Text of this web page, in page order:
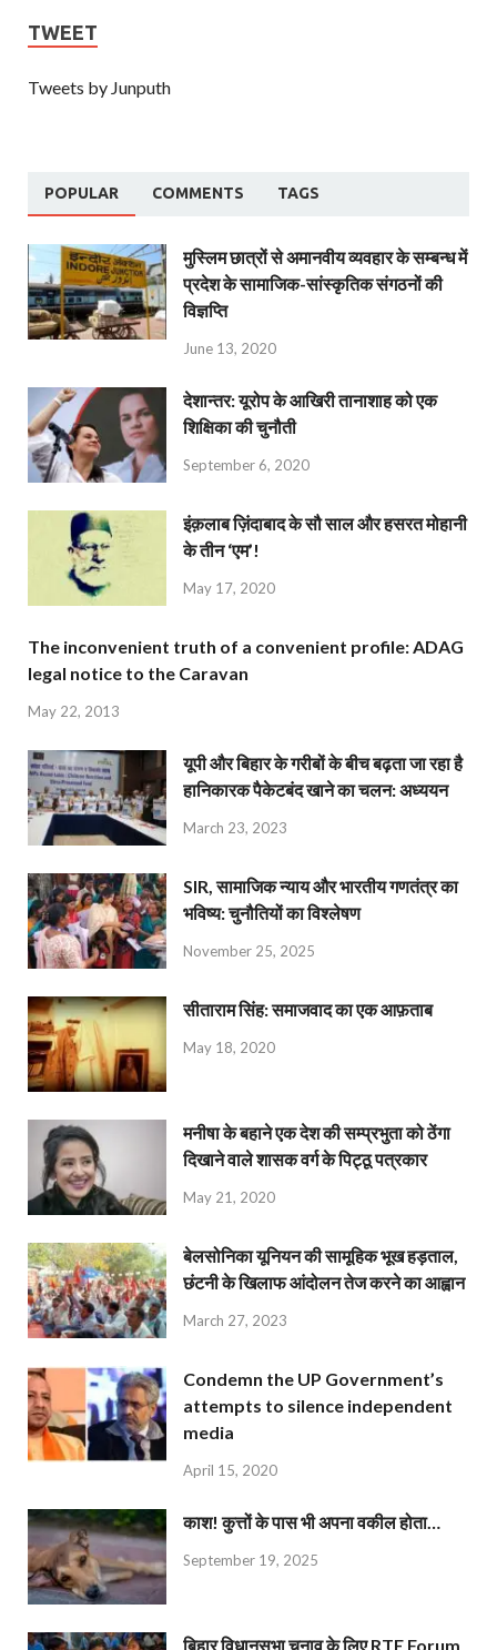
TWEET
Tweets by Junputh
POPULAR COMMENTS TAGS
मुस्लिम छात्रों से अमानवीय व्यवहार के सम्बन्ध में
प्रदेश के सामाजिक-सांस्कृतिक संगठनों की
विज्ञप्ति
June 13, 2020
देशान्‍तर: यूरोप के आखिरी तानाशाह को एक
शिक्षिका की चुनौती
September 6, 2020
इंक़लाब ज़िंदाबाद के सौ साल और हसरत मोहानी
के तीन ‘एम’!
May 17, 2020
The inconvenient truth of a convenient profile: ADAG
legal notice to the Caravan
May 22, 2013
यूपी और बिहार के गरीबों के बीच बढ़ता जा रहा है
हानिकारक पैकेटबंद खाने का चलन: अध्ययन
March 23, 2023
SIR, सामाजिक न्याय और भारतीय गणतंत्र का
भविष्य: चुनौतियों का विश्लेषण
November 25, 2025
सीताराम सिंह: समाजवाद का एक आफ़ताब
May 18, 2020
मनीषा के बहाने एक देश की सम्प्रभुता को ठेंगा
दिखाने वाले शासक वर्ग के पिट्ठू पत्रकार
May 21, 2020
बेलसोनिका यूनियन की सामूहिक भूख हड़ताल,
छंटनी के खिलाफ आंदोलन तेज करने का आह्वान
March 27, 2023
Condemn the UP Government’s
attempts to silence independent
media
April 15, 2020
काश! कुत्तों के पास भी अपना वकील होता…
September 19, 2025
बिहार विधानसभा चुनाव के लिए RTE Forum